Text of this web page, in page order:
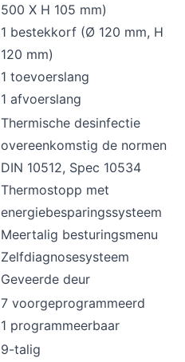
500 X H 105 mm)
1 bestekkorf (Ø 120 mm, H
120 mm)
1 toevoerslang
1 afvoerslang
Thermische desinfectie
overeenkomstig de normen
DIN 10512, Spec 10534
Thermostopp met
energiebesparingssysteem
Meertalig besturingsmenu
Zelfdiagnosesysteem
Geveerde deur
7 voorgeprogrammeerd
1 programmeerbaar
9-talig